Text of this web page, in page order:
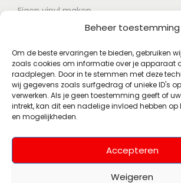
Beheer toestemming
Om de beste ervaringen te bieden, gebruiken
zoals cookies om informatie over je apparaat
raadplegen. Door in te stemmen met deze
wij gegevens zoals surfgedrag of unieke ID's
verwerken. Als je geen toestemming geeft of
intrekt, kan dit een nadelige invloed hebben
en mogelijkheden.
Accepteren
Weigeren
Eigen vinyl maken
Retour voorwaarden
Contact
Account
Mijn account
Wenslijst